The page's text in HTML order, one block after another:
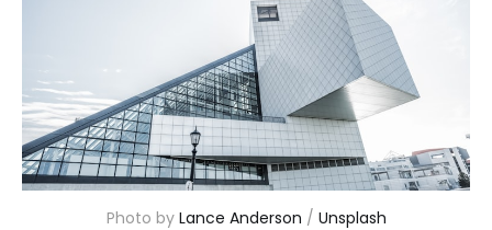
Photo by Lance Anderson / Unsplash